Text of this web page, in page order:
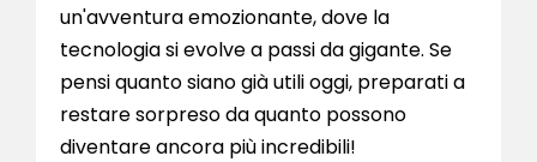
un'avventura emozionante, dove la
tecnologia si evolve a passi da gigante. Se
pensi quanto siano già utili oggi, preparati a
restare sorpreso da quanto possono
diventare ancora più incredibili!